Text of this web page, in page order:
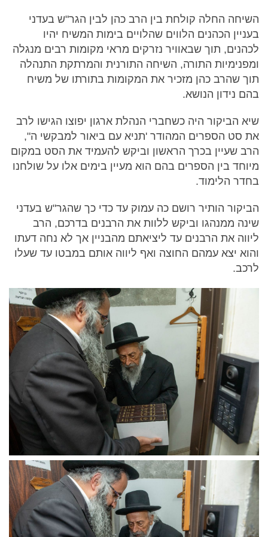
השיחה החלה קולחת בין הרב כהן לבין הגר"ש בעדני
בעניין הכהנים הלווים שהלויים בימות המשיח יהיו
לכהנים, תוך שבאוויר נזרקים מראי מקומות רבים מנגלה
ומפנימיות התורה, השיחה התורנית והמרתקת התנהלה
תוך שהרב כהן מזכיר את המקומות בתורתו של משיח
בהם נידון הנושא.
שיא הביקור היה כשחברי הנהלת ארגון יפוצו הגישו לרב
את סט הספרים המהודר 'תניא עם ביאור למבקשי ה",
הרב שעיין בכרך הראשון וביקש להעמיד את הסט במקום
מיוחד בין הספרים בהם הוא מעיין בימים אלו על שולחנו
בחדר הלימוד.
הביקור הותיר רושם כה עמוק עד כדי כך שהגר"ש בעדני
שינה ממנהגו וביקש ללוות את הרבנים בדרכם, הרב
ליווה את הרבנים עד ליציאתם מהבניין אך לא נחה דעתו
והוא יצא עמהם החוצה ואף ליווה אותם במבטו עד שעלו
לרכב.